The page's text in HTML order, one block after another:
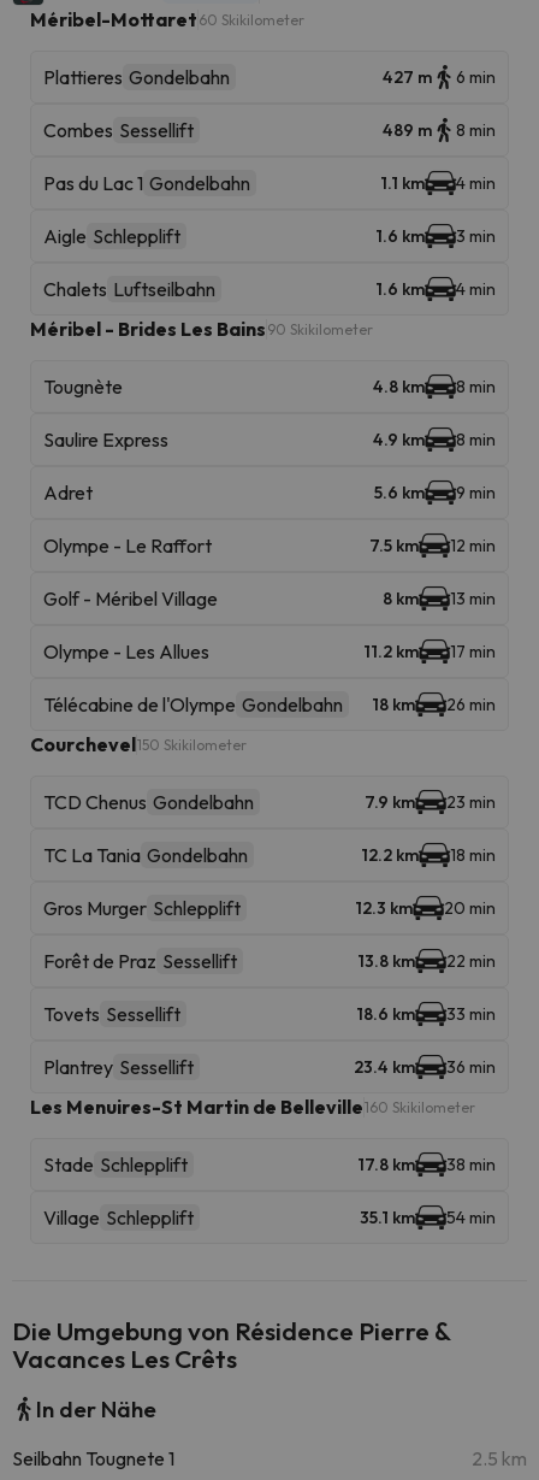
Méribel-Mottaret 60 Skikilometer
Plattieres Gondelbahn 427 m 6 min
Combes Sessellift 489 m 8 min
Pas du Lac 1 Gondelbahn 1.1 km 4 min
Aigle Schlepplift 1.6 km 3 min
Chalets Luftseilbahn 1.6 km 4 min
Méribel - Brides Les Bains 90 Skikilometer
Tougnète 4.8 km 8 min
Saulire Express 4.9 km 8 min
Adret 5.6 km 9 min
Olympe - Le Raffort 7.5 km 12 min
Golf - Méribel Village 8 km 13 min
Olympe - Les Allues 11.2 km 17 min
Télécabine de l'Olympe Gondelbahn 18 km 26 min
Courchevel150 Skikilometer
TCD Chenus Gondelbahn 7.9 km 23 min
TC La Tania Gondelbahn 12.2 km 18 min
Gros Murger Schlepplift 12.3 km 20 min
Forêt de Praz Sessellift 13.8 km 22 min
Tovets Sessellift 18.6 km 33 min
Plantrey Sessellift 23.4 km 36 min
Les Menuires-St Martin de Belleville160 Skikilometer
Stade Schlepplift 17.8 km 38 min
Village Schlepplift 35.1 km 54 min
Die Umgebung von Résidence Pierre &
Vacances Les Crêts
In der Nähe
Seilbahn Tougnete 1 2.5 km